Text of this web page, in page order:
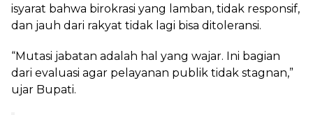
isyarat bahwa birokrasi yang lamban, tidak responsif,
dan jauh dari rakyat tidak lagi bisa ditoleransi.
“Mutasi jabatan adalah hal yang wajar. Ini bagian
dari evaluasi agar pelayanan publik tidak stagnan,”
ujar Bupati.